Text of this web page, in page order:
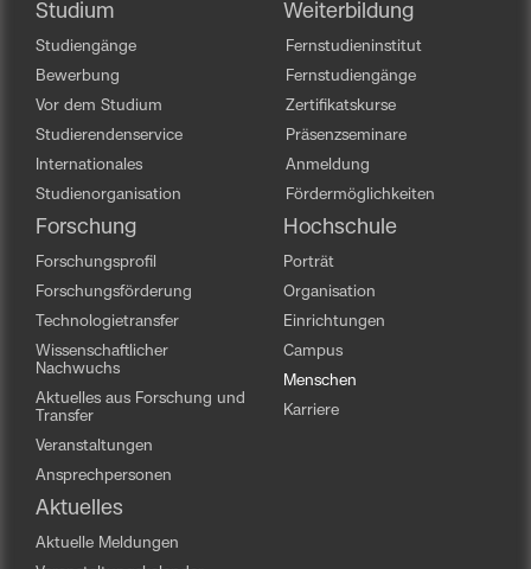
Studium
Studiengänge
Bewerbung
Vor dem Studium
Studierendenservice
Internationales
Studienorganisation
Weiterbildung
Fernstudieninstitut
Fernstudiengänge
Zertifikatskurse
Präsenzseminare
Anmeldung
Fördermöglichkeiten
Forschung
Forschungsprofil
Forschungsförderung
Technologietransfer
Wissenschaftlicher
Nachwuchs
Aktuelles aus Forschung und
Transfer
Veranstaltungen
Ansprechpersonen
Hochschule
Porträt
Organisation
Einrichtungen
Campus
Menschen
Karriere
Aktuelles
Aktuelle Meldungen